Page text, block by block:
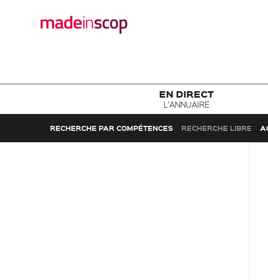
EN DIRECT
L'ANNUAIRE
RECHERCHE PAR COMPÉTENCES RECHERCHE LIBRE